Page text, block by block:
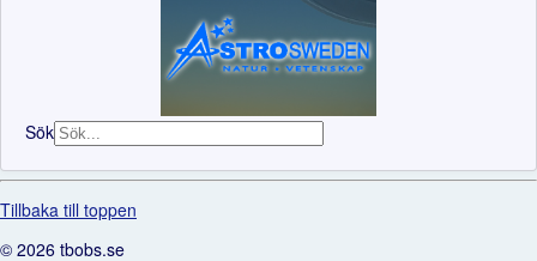
Sök
Tillbaka till toppen
© 2026 tbobs.se